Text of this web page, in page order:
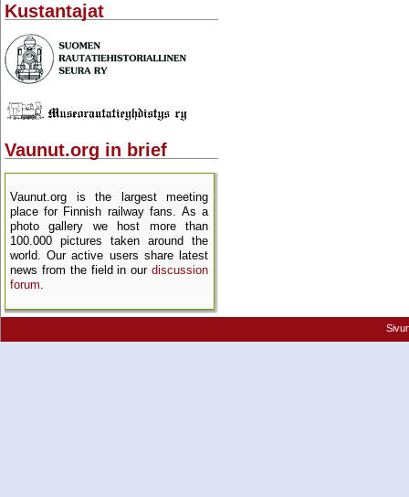
Kustantajat
Vaunut.org in brief
Vaunut.org is the largest meeting
place for Finnish railway fans. As a
photo gallery we host more than
100.000 pictures taken around the
world. Our active users share latest
news from the field in our discussion
forum